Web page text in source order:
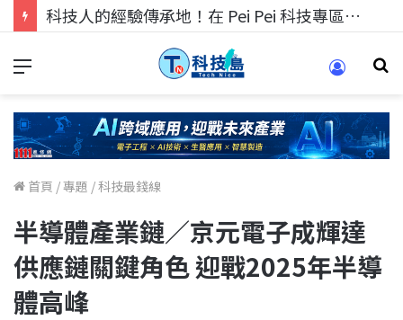
科技人的經驗傳承地！在 Pei Pei 科技專區，與學弟妹交流最硬核的技術
首頁 /專題 /科技最錢線
半導體產業鏈／京元電子成輝達
供應鏈關鍵角色 迎戰2025年半導
體高峰